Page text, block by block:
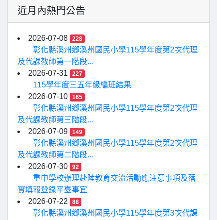
近月內熱門公告
2026-07-08 228
彰化縣溪州鄉溪州國民小學115學年度第2次代理
及代課教師第一階段...
2026-07-31
227
115學年度三五年級編班結果
2026-07-10
165
彰化縣溪州鄉溪州國民小學115學年度第2次代理
及代課教師第三階段...
2026-07-09
149
彰化縣溪州鄉溪州國民小學115學年度第2次代理
及代課教師第二階段...
2026-07-30
92
重申學校辦理赴陸教育交流活動應注意事項及落
實填報登錄平臺事宜
2026-07-22
88
彰化縣溪州鄉溪州國民小學115學年度第3次代課